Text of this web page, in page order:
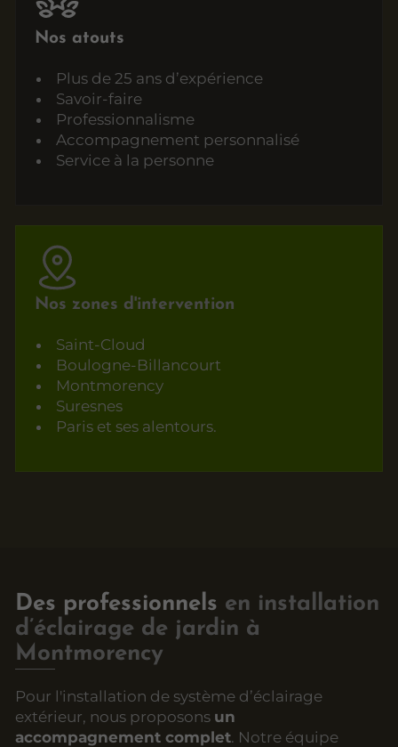
Nos atouts
Plus de 25 ans d’expérience
Savoir-faire
Professionnalisme
Accompagnement personnalisé
Service à la personne
Nos zones d'intervention
Saint-Cloud
Boulogne-Billancourt
Montmorency
Suresnes
Paris et ses alentours.
Des professionnels en installation
d’éclairage de jardin à
Montmorency
Pour l'installation de système d’éclairage
extérieur, nous proposons un
accompagnement complet. Notre équipe